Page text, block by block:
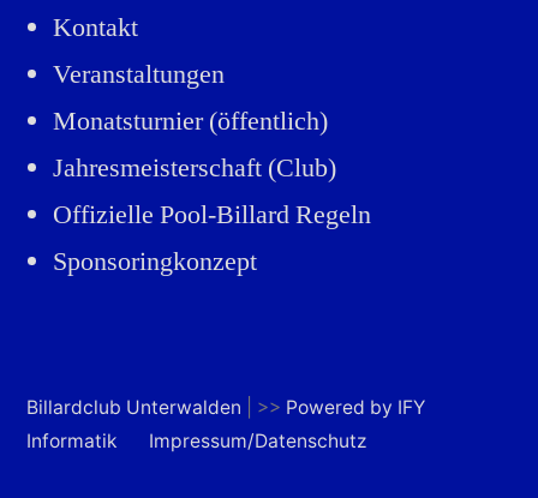
Kontakt
Veranstaltungen
Monatsturnier (öffentlich)
Jahresmeisterschaft (Club)
Offizielle Pool-Billard Regeln
Sponsoringkonzept
Billardclub Unterwalden | >> Powered by IFY
Informatik
Impressum/Datenschutz